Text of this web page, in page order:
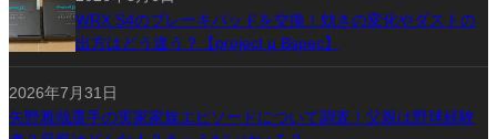
WRX S4のブレーキパッドを交換！効きの変化やダストの
出方はどう違う？【project μ Bspec】
2026年7月31日
矢野雅哉選手の実家家族エピソードについて調査！父親は野球経験